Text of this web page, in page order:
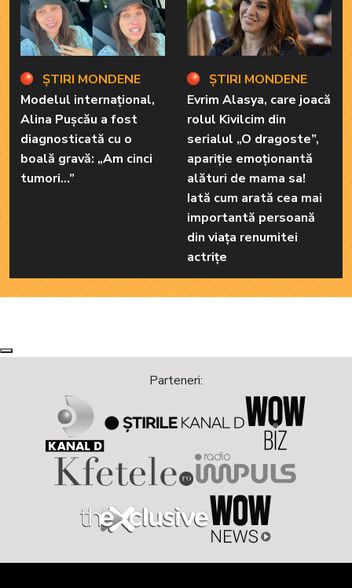
ȘTIRI MONDENE
Modelul internațional,
Alina Pușcău a fost
diagnosticată cu o
boală gravă: „Am cinci
tumori...”
ȘTIRI MONDENE
Evrim Alasya, care joacă
rolul Kivilcim din
serialul „O dragoste”,
apariție emoționantă
alături de mama sa!
Iată cum arată cea mai
importantă persoană
din viața renumitei
actrițe
Next
Previous
Parteneri: